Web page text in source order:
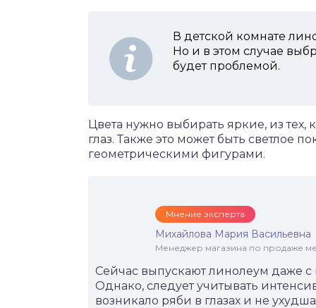
В детской комнате
Но и в этом случае
будет проблемой.
Цвета нужно выбирать яркие, из тех,
глаз. Также это может быть светлое
геометрическими фигурами.
Мнение эксперта
Михайлова Мария Васильевна
Менеджер магазина по продаже
Сейчас выпускают линолеум даже
Однако, следует учитывать
возникало ряби в глазах и не